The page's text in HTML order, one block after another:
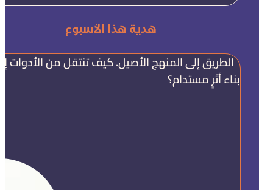
هدية هذا الأسبوع
الطريق إلى المنهج الأصيل. كيف تنتقل من الأدوات
بناء أثرٍ مستدام؟